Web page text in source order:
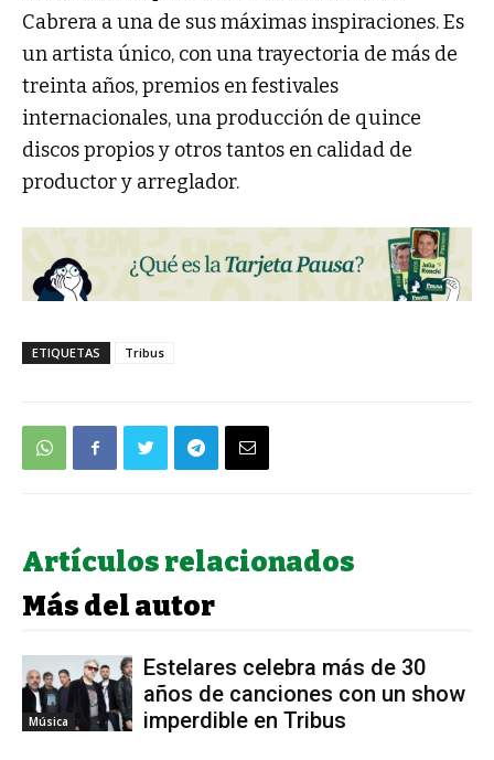
Cabrera a una de sus máximas inspiraciones. Es
un artista único, con una trayectoria de más de
treinta años, premios en festivales
internacionales, una producción de quince
discos propios y otros tantos en calidad de
productor y arreglador.
ETIQUETAS Tribus
Artículos relacionados
Más del autor
Música
Estelares celebra más de 30
años de canciones con un show
imperdible en Tribus